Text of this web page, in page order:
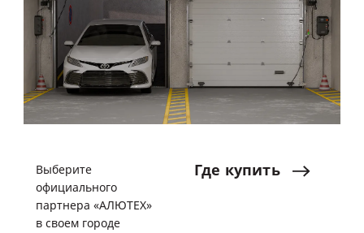
Выберите
официального
партнера «АЛЮТЕХ»
в своем городе
Где купить